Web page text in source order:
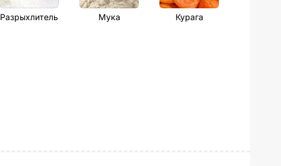
Разрыхлитель Мука Курага